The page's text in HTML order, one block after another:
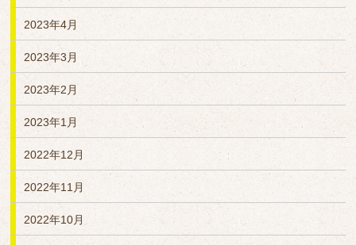
2023年4月
2023年3月
2023年2月
2023年1月
2022年12月
2022年11月
2022年10月